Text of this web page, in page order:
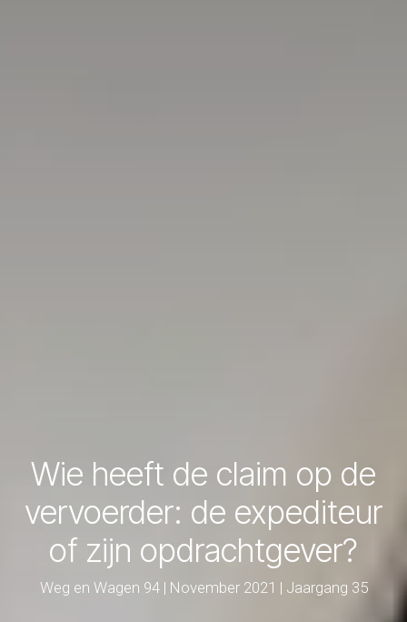
Wie heeft de claim op de
vervoerder: de expediteur
of zijn opdrachtgever?
Weg en Wagen 94 | November 2021 | Jaargang 35